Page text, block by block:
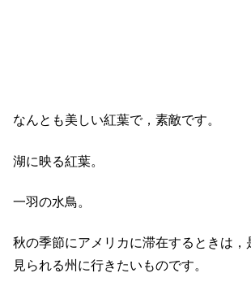
なんとも美しい紅葉で，素敵です。
湖に映る紅葉。
一羽の水鳥。
秋の季節にアメリカに滞在するときは，
見られる州に行きたいものです。